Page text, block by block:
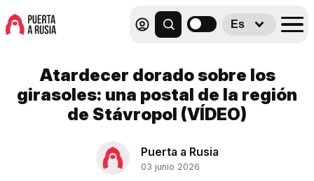
Es
Atardecer dorado sobre los
girasoles: una postal de la región
de Stávropol (VÍDEO)
Puerta a Rusia
03 junio 2026